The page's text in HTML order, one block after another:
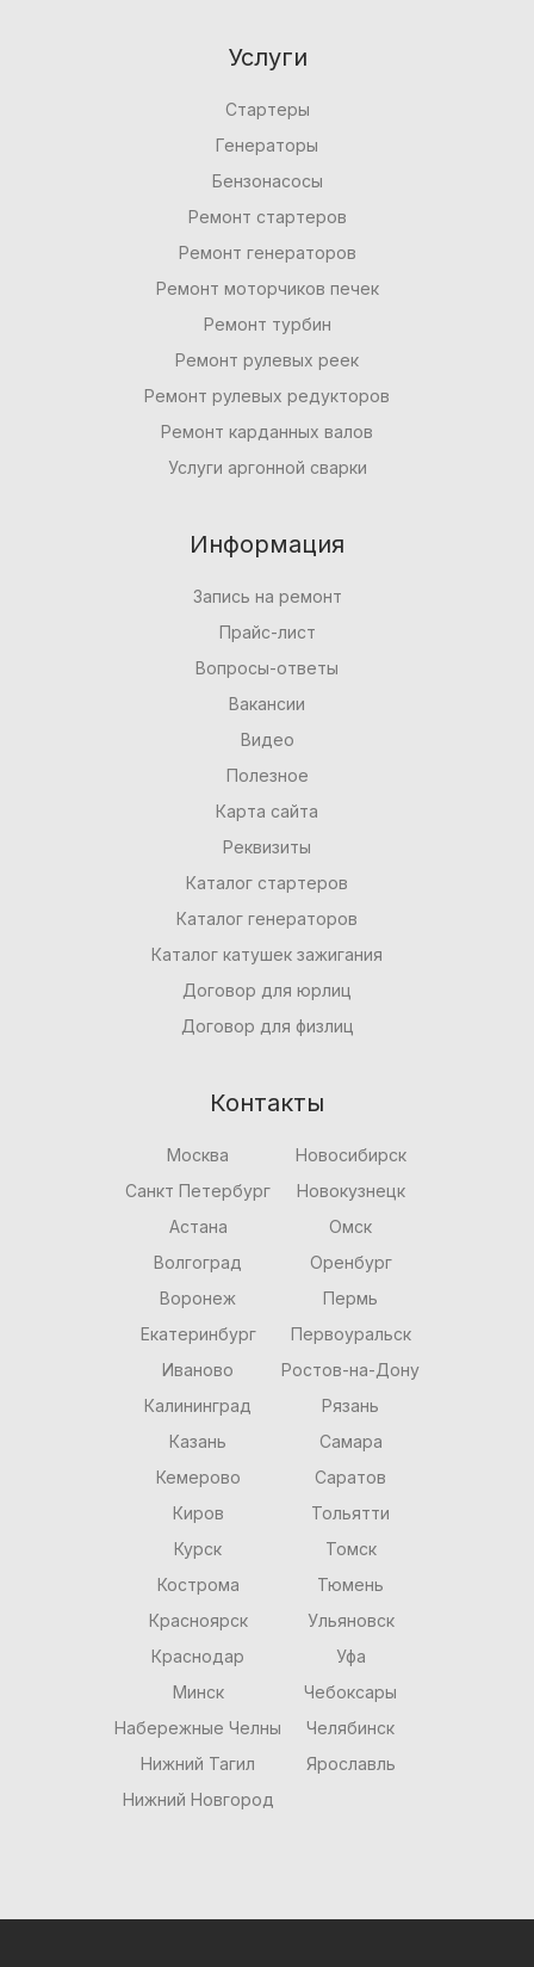
Услуги
Стартеры
Генераторы
Бензонасосы
Ремонт стартеров
Ремонт генераторов
Ремонт моторчиков печек
Ремонт турбин
Ремонт рулевых реек
Ремонт рулевых редукторов
Ремонт карданных валов
Услуги аргонной сварки
Информация
Запись на ремонт
Прайс-лист
Вопросы-ответы
Вакансии
Видео
Полезное
Карта сайта
Реквизиты
Каталог стартеров
Каталог генераторов
Каталог катушек зажигания
Договор для юрлиц
Договор для физлиц
Контакты
Москва
Санкт Петербург
Астана
Волгоград
Воронеж
Екатеринбург
Иваново
Калининград
Казань
Кемерово
Киров
Курск
Кострома
Красноярск
Краснодар
Минск
Набережные Челны
Нижний Тагил
Нижний Новгород
Новосибирск
Новокузнецк
Омск
Оренбург
Пермь
Первоуральск
Ростов-на-Дону
Рязань
Самара
Саратов
Тольятти
Томск
Тюмень
Ульяновск
Уфа
Чебоксары
Челябинск
Ярославль